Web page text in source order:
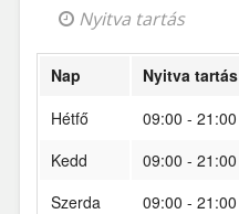
Nyitva tartás
Nap
Nyitva tartás
Hétfő
09:00 - 21:00
Kedd
09:00 - 21:00
Szerda
09:00 - 21:00